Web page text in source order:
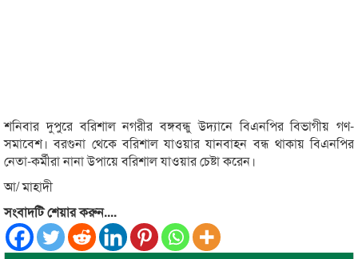
শনিবার দুপুরে বরিশাল নগরীর বঙ্গবন্ধু উদ্যানে বিএনপির বিভাগীয় গণ-
সমাবেশ। বরগুনা থেকে বরিশাল যাওয়ার যানবাহন বন্ধ থাকায় বিএনপির
নেতা-কর্মীরা নানা উপায়ে বরিশাল যাওয়ার চেষ্টা করেন।
আ/ মাহাদী
সংবাদটি শেয়ার করুন....